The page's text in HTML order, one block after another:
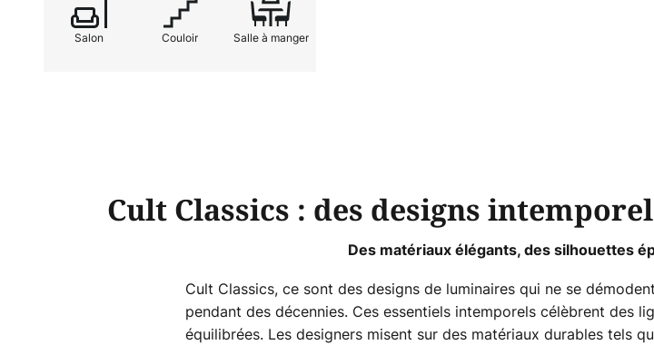
Salon Couloir Salle à manger
Cult Classics : des designs
Des matériaux élégants, des silhouettes
Cult Classics, ce sont des designs de luminaires qui ne se
pendant des décennies. Ces essentiels intemporels célèbrent des
équilibrées. Les designers misent sur des matériaux durables tels